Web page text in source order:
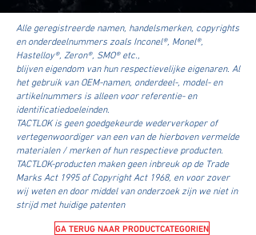
Alle geregistreerde namen, handelsmerken, copyrights
en onderdeelnummers zoals Inconel®, Monel®,
Hastelloy®, Zeron®, SMO® etc.,
blijven eigendom van hun respectievelijke eigenaren. Al
het gebruik van OEM-namen, onderdeel-, model- en
artikelnummers is alleen voor referentie- en
identificatiedoeleinden.
TACTLOK is geen goedgekeurde wederverkoper of
vertegenwoordiger van een van de hierboven vermelde
materialen / merken of hun respectieve producten.
TACTLOK-producten maken geen inbreuk op de Trade
Marks Act 1995 of Copyright Act 1968, en voor zover
wij weten en door middel van onderzoek zijn we niet in
strijd met huidige patenten
GA TERUG NAAR PRODUCTCATEGORIEN